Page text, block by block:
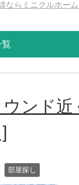
ならミニクルホー
覧
ンド近
部屋探し